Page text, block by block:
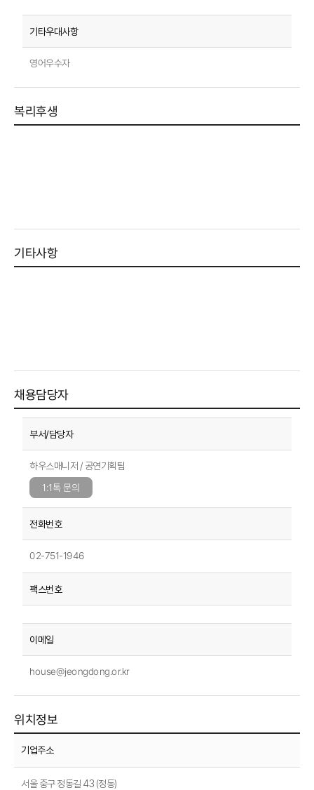
영어우수자
복리후생
기타사항
채용담당자
하우스매니저 / 공연기획팀
1:1톡 문의
02-751-1946
house@jeongdong.or.kr
위치정보
기업주소
서울 중구 정동길 43 (정동)